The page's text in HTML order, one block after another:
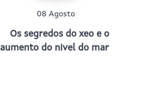
08 Agosto
Os segredos do xeo e o
aumento do nivel do mar